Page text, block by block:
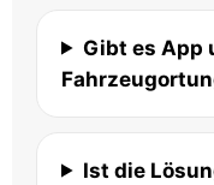
Gibt es App
Ist die